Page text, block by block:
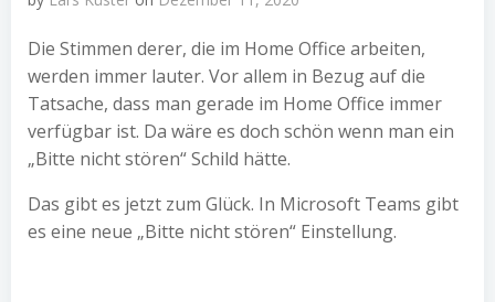
Die Stimmen derer, die im Home Office arbeiten,
werden immer lauter. Vor allem in Bezug auf die
Tatsache, dass man gerade im Home Office immer
verfügbar ist. Da wäre es doch schön wenn man ein
„Bitte nicht stören“ Schild hätte.
Das gibt es jetzt zum Glück. In Microsoft Teams gibt
es eine neue „Bitte nicht stören“ Einstellung.